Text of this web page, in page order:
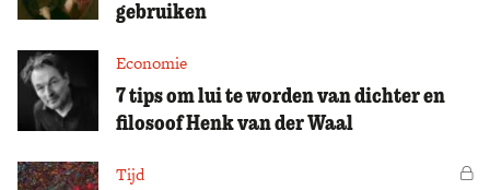
gebruiken
Economie
7 tips om lui te worden van dichter en
filosoof Henk van der Waal
Tijd